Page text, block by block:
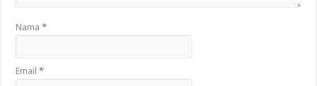
Nama*
Email*